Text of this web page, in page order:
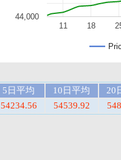
11 18
44,000
5日平均 10日平均
20
54234.56
54539.92